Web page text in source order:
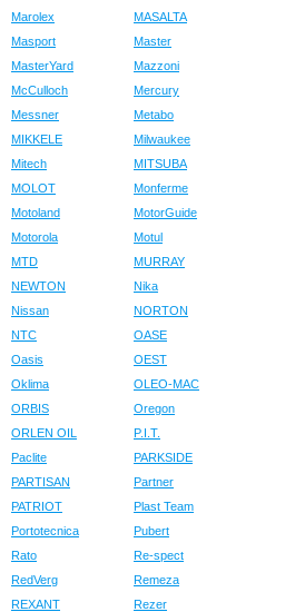
Marolex
MASALTA
Masport
Master
MasterYard
Mazzoni
McCulloch
Mercury
Messner
Metabo
MIKKELE
Milwaukee
Mitech
MITSUBA
MOLOT
Monferme
Motoland
MotorGuide
Motorola
Motul
MTD
MURRAY
NEWTON
Nika
Nissan
NORTON
NTC
OASE
Oasis
OEST
Oklima
OLEO-MAC
ORBIS
Oregon
ORLEN OIL
P.I.T.
Paclite
PARKSIDE
PARTISAN
Partner
PATRIOT
Plast Team
Portotecnica
Pubert
Rato
Re-spect
RedVerg
Remeza
REXANT
Rezer